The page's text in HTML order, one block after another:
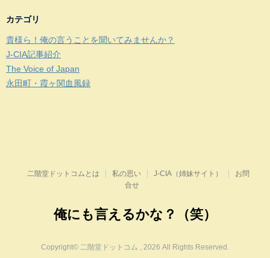
カテゴリ
貴様ら！俺の言うことを聞いてみませんか？
J-CIA記事紹介
The Voice of Japan
永田町・霞ヶ関血風録